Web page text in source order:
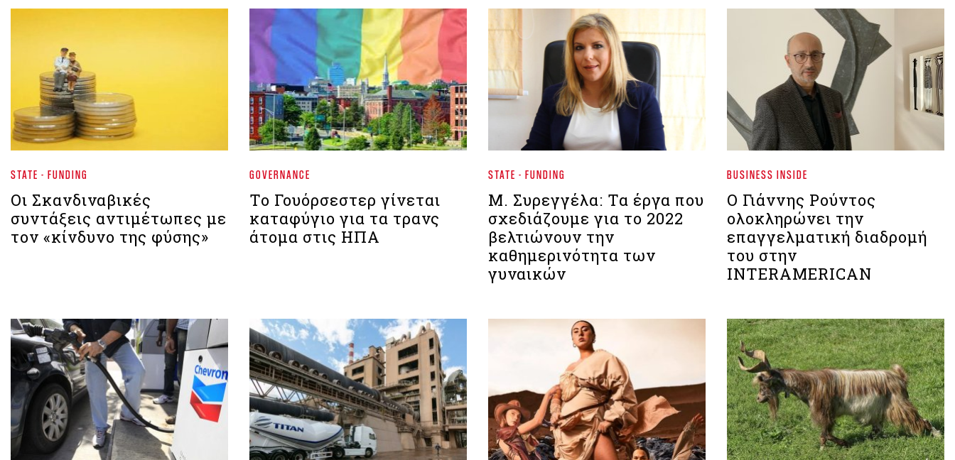
STATE - FUNDING
Οι Σκανδιναβικές
συντάξεις αντιμέτωπες με
τον «κίνδυνο της φύσης»
GOVERNANCE
Το Γουόρσεστερ γίνεται
καταφύγιο για τα τρανς
άτομα στις ΗΠΑ
STATE - FUNDING
Μ. Συρεγγέλα: Τα έργα που
σχεδιάζουμε για το 2022
βελτιώνουν την
καθημερινότητα των
γυναικών
BUSINESS INSIDE
Ο Γιάννης Ρούντος
ολοκληρώνει την
επαγγελματική διαδρομή
του στην
INTERAMERICAN